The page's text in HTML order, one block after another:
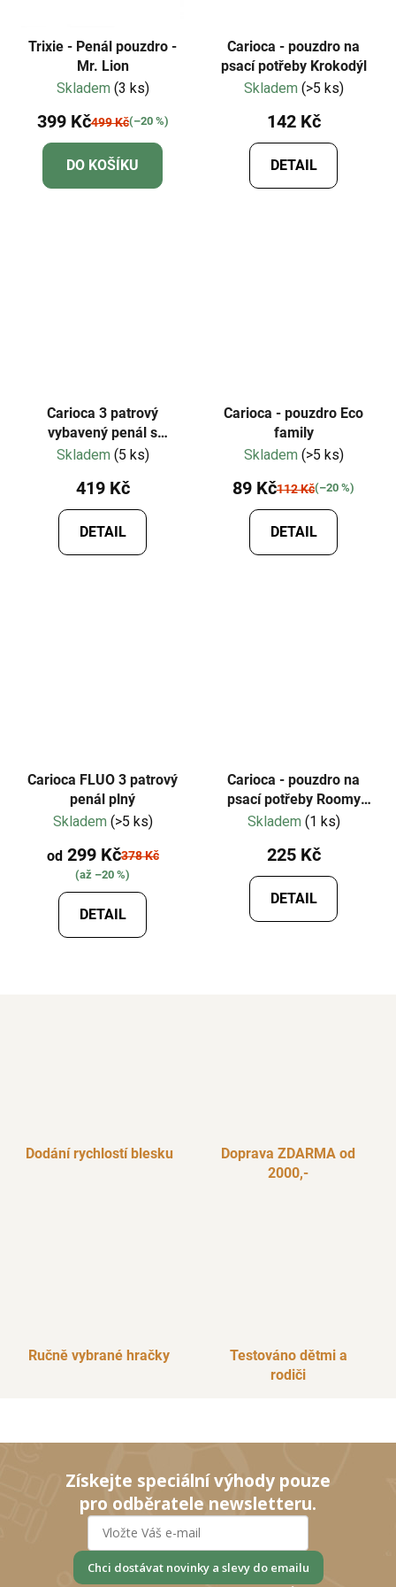
Trixie - Penál pouzdro -
Mr. Lion
Skladem (3 ks)
399 Kč499 Kč(–20 %)
DO KOŠÍKU
Carioca - pouzdro na
psací potřeby Krokodýl
Skladem (>5 ks)
142 Kč
DETAIL
Carioca 3 patrový
vybavený penál s
motivem zvířátek - různé
Skladem (5 ks)
419 Kč
DETAIL
Carioca - pouzdro Eco
family
Skladem (>5 ks)
89 Kč112 Kč(–20 %)
DETAIL
Carioca FLUO 3 patrový
penál plný
Skladem (>5 ks)
od299 Kč378 Kč
(až –20 %)
DETAIL
Carioca - pouzdro na
psací potřeby Roomy
Pouch prázdné
Skladem (1 ks)
225 Kč
DETAIL
Dodání rychlostí blesku
Doprava ZDARMA od
2000,-
Ručně vybrané hračky
Testováno dětmi a
rodiči
Získejte speciální výhody pouze
pro odběratele newsletteru.
Chci dostávat novinky a slevy do emailu